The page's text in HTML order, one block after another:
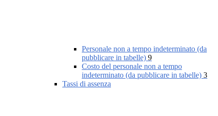
Personale non a tempo indeterminato (da
pubblicare in tabelle) 9
Costo del personale non a tempo
indeterminato (da pubblicare in tabelle) 3
Tassi di assenza